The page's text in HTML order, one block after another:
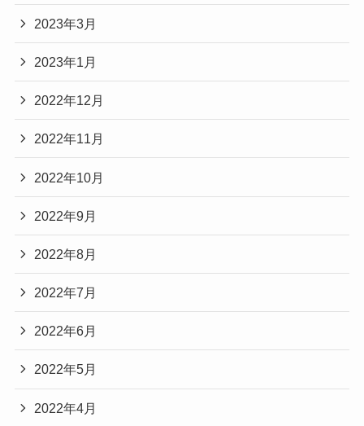
2023年3月
2023年1月
2022年12月
2022年11月
2022年10月
2022年9月
2022年8月
2022年7月
2022年6月
2022年5月
2022年4月